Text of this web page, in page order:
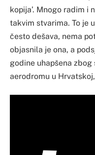
kopija’. Mnogo radim i
takvim stvarima. To je
često dešava, nema
objasnila je ona, a
godine uhapšena
aerodromu u